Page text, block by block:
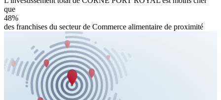
que
48%
des franchises du secteur de Commerce alimentaire de proximité